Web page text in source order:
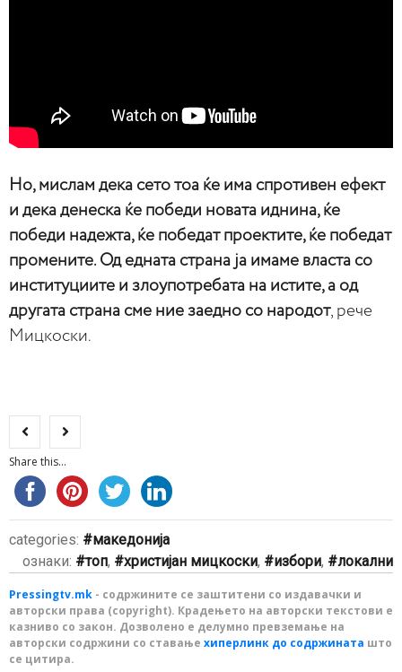
Но, мислам дека сето тоа ќе има спротивен ефект
и дека денеска ќе победи новата иднина, ќе
победи надежта, ќе победат проектите, ќе победат
промените. Од едната страна ја имаме власта со
институциите и злоупотребата на истите, а од
другата страна сме ние заедно со народот, рече
Мицкоски.
Share this...
categories:
македонија
ознаки:
топ, христијан мицкоски, избори, локални
Pressingtv.mk - содржините се заштитени со издавачки и
авторски права (copyright). Крадењето на авторски текстови е
казниво со закон. Дозволено е делумно превземање на
авторски содржини со ставање хиперлинк до содржината што
се цитира.